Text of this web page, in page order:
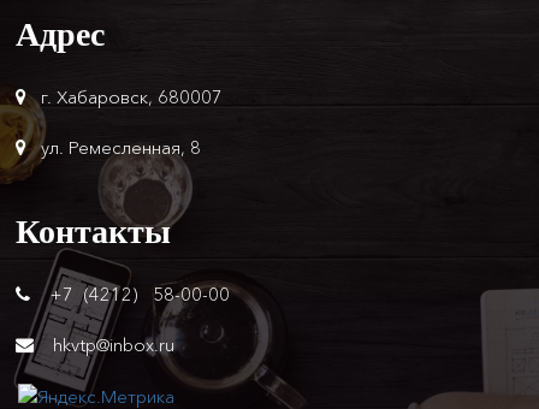
Адрес
г. Хабаровск, 680007
ул. Ремесленная, 8
Контакты
+7 (4212) 58-00-00
hkvtp@inbox.ru